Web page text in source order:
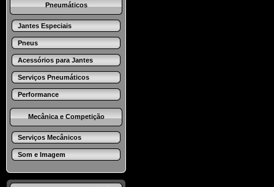
Pneumáticos
Jantes Especiais
Pneus
Acessórios para Jantes
Serviços Pneumáticos
Performance
Mecânica e Competição
Serviços Mecânicos
Som e Imagem